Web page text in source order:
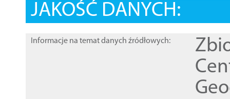
JAKOŚĆ DANYCH:
Informacje na temat danych źródłowych: